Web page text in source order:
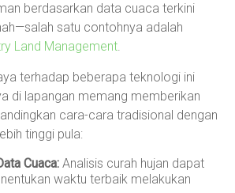
berdasarkan data cuaca terkini
satu contohnya adalah
Land Management.
terhadap beberapa teknologi ini
di lapangan memang memberikan
cara-cara tradisional dengan
tinggi pula:
Cuaca: Analisis curah hujan dapat
waktu terbaik melakukan